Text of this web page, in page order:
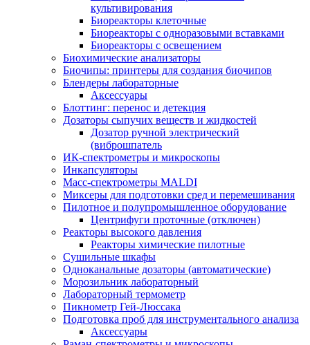
культивирования
Биореакторы клеточные
Биореакторы с одноразовыми вставками
Биореакторы с освещением
Биохимические анализаторы
Биочипы: принтеры для создания биочипов
Блендеры лабораторные
Аксессуары
Блоттинг: перенос и детекция
Дозаторы сыпучих веществ и жидкостей
Дозатор ручной электрический
(виброшпатель
ИК-спектрометры и микроскопы
Инкапсуляторы
Масс-спектрометры MALDI
Миксеры для подготовки сред и перемешивания
Пилотное и полупромышленное оборудование
Центрифуги проточные (отключен)
Реакторы высокого давления
Реакторы химические пилотные
Сушильные шкафы
Одноканальные дозаторы (автоматические)
Морозильник лабораторный
Лабораторный термометр
Пикнометр Гей-Люссака
Подготовка проб для инструментального анализа
Аксессуары